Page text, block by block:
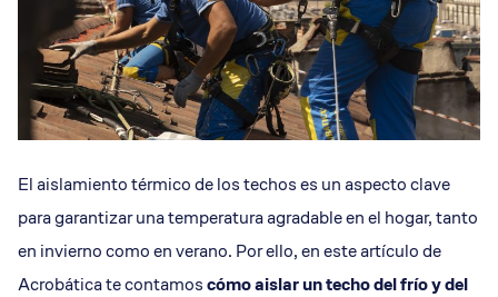
El aislamiento térmico de los techos es un aspecto clave
para garantizar una temperatura agradable en el hogar, tanto
en invierno como en verano. Por ello, en este artículo de
Acrobática te contamoscómo aislar un techo del frío y del